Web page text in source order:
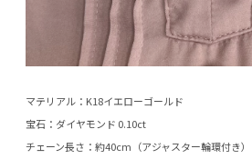
マテリアル：K18イエローゴールド
宝石：ダイヤモンド 0.10ct
チェーン長さ：約40cm（アジャスター輪環付き）